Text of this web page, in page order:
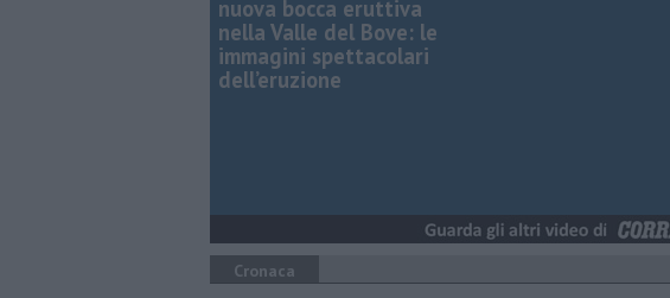
nuova bocca eruttiva
nella Valle del Bove: le
immagini spettacolari
dell’eruzione
Cronaca